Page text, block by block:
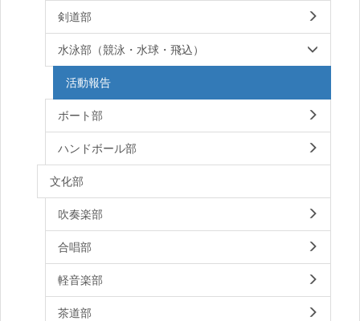
剣道部
水泳部（競泳・水球・飛込）
活動報告
ボート部
ハンドボール部
文化部
吹奏楽部
合唱部
軽音楽部
茶道部